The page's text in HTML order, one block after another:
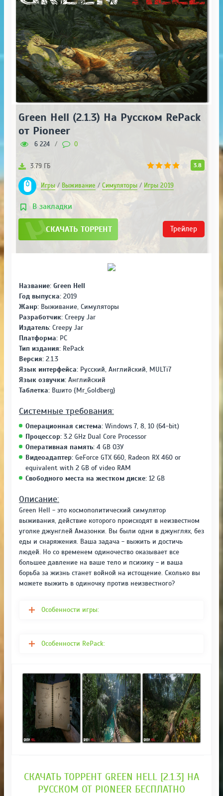
Green Hell (2.1.3) На Русском RePack
от Pioneer
6 224 / 0
3.8
3.79 ГБ
Игры/ Выживание / Симуляторы / Игры 2019
В закладки
СКАЧАТЬ ТОРРЕНТ Трейлер
Название: Green Hell
Год выпуска: 2019
Жанр: Выживание, Симуляторы
Разработчик: Creepy Jar
Издатель: Creepy Jar
Платформа: PC
Тип издания: RePack
Версия: 2.1.3
Язык интерфейса: Русский, Английский, MULTi7
Язык озвучки: Английский
Таблетка: Вшито {Mr_Goldberg}
Системные требования:
Операционная система: Windows 7, 8, 10 (64-bit)
Процессор: 3.2 GHz Dual Core Processor
Оперативная память: 4 GB ОЗУ
Видеоадаптер: GeForce GTX 660, Radeon RX 460 or
equivalent with 2 GB of video RAM
Свободного места на жестком диске: 12 GB
Описание:
Green Hell - это космополитический симулятор
выживания, действие которого происходят в неизвестном
уголке джунглей Амазонки. Вы были одни в джунглях, без
еды и снаряжения. Ваша задача - выжить и достичь
людей. Но со временем одиночество оказывает все
большее давление на ваше тело и психику - и ваша
борьба за жизнь станет войной на истощение. Сколько вы
можете выжить в одиночку против неизвестного?
Особенности игры:
Особенности RePack:
СКАЧАТЬ ТОРРЕНТ GREEN HELL [2.1.3] НА
РУССКОМ ОТ PIONEER БЕСПЛАТНО